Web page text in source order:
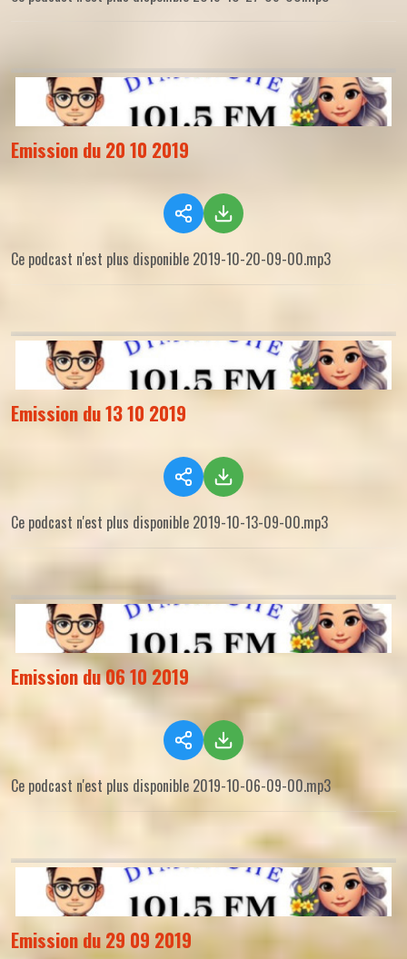
Emission du 20 10 2019
Ce podcast n'est plus disponible 2019-10-20-09-00.mp3
Emission du 13 10 2019
Ce podcast n'est plus disponible 2019-10-13-09-00.mp3
Emission du 06 10 2019
Ce podcast n'est plus disponible 2019-10-06-09-00.mp3
Emission du 29 09 2019